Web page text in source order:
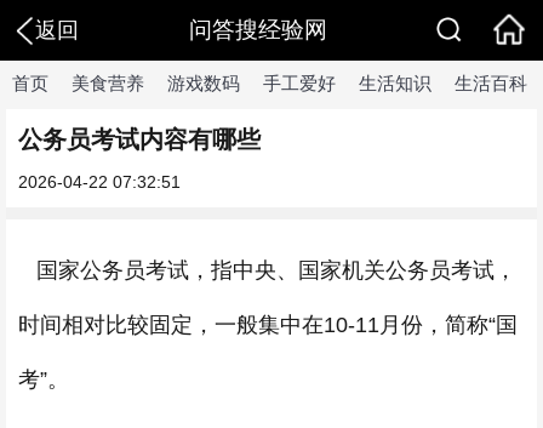
返回 问答搜经验网
首页 美食营养 游戏数码 手工爱好 生活知识 生活百科
公务员考试内容有哪些
2026-04-22 07:32:51
国家公务员考试，指中央、国家机关公务员考试，
时间相对比较固定，一般集中在10-11月份，简称“国
考”。